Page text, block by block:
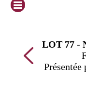
LOT 77 -
Présentée